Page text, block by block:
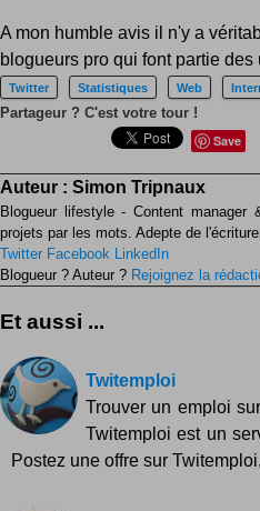
A mon humble avis il n'y a
blogueurs pro qui font partie
Twitter Statistiques Web
Partageur ? C'est votre tour !
Save
Auteur : Simon Tripnaux
Blogueur lifestyle - Content
projets par les mots. Adepte de
Twitter Facebook LinkedIn
Blogueur ? Auteur ? Rejoignez la
Et aussi ...
Twitemploi
Trouver un emploi
Twitemploi est un
Postez une offre sur